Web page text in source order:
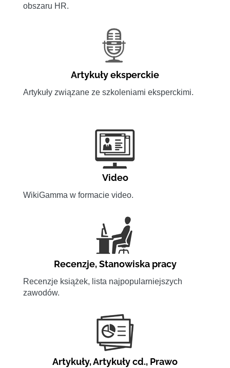
obszaru HR.
Artykuły eksperckie
Artykuły związane ze szkoleniami eksperckimi.
Video
WikiGamma w formacie video.
Recenzje,Stanowiska pracy
Recenzje książek, lista najpopularniejszych
zawodów.
Artykuły,Artykuły cd., Prawo